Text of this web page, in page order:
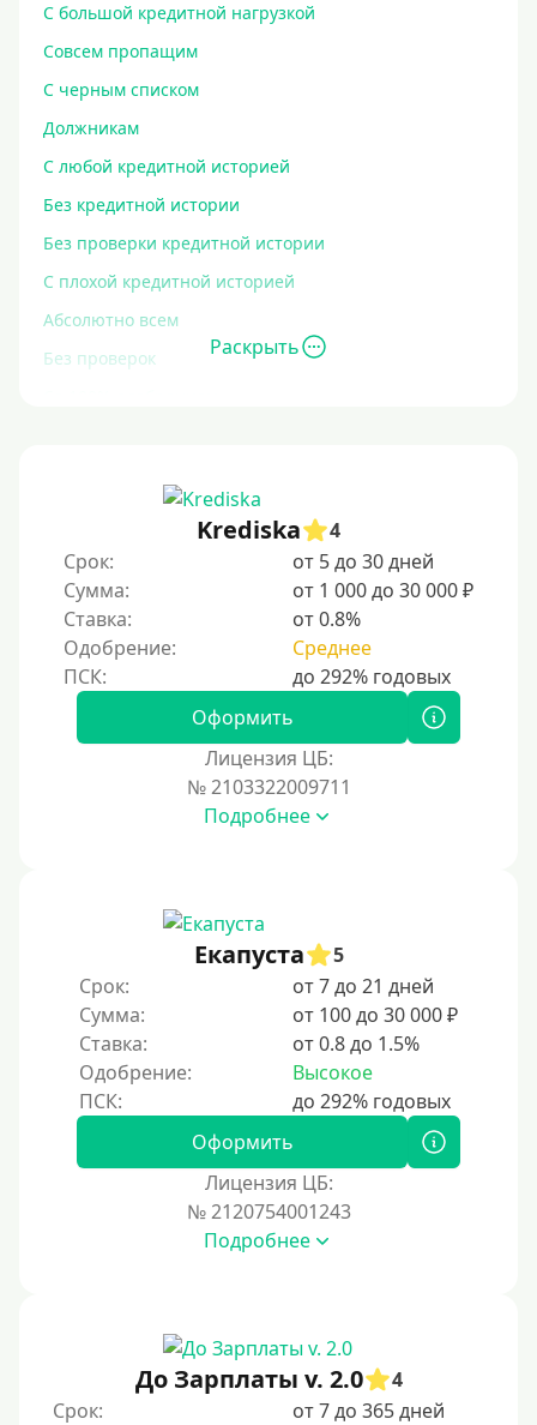
С большой кредитной нагрузкой
Совсем пропащим
С черным списком
Должникам
С любой кредитной историей
Без кредитной истории
Без проверки кредитной истории
С плохой кредитной историей
Абсолютно всем
Без проверок
С просрочками
Залог
Под залог ПТС
Без залога
Под залог недвижимости
Под ПТС по доверенности
Цель
На Новый Год
Для исправления кредитной истории
На погашение других займов
До зарплаты
Без документов
По ИНН
Раскрыть
Krediska
4
Срок:
от 5 до 30 дней
Сумма:
от 1 000 до 30 000 ₽
Ставка:
от 0.8%
Одобрение:
Среднее
Оформить
Лицензия ЦБ:
№ 2103322009711
Подробнее
Екапуста
5
Срок:
от 7 до 21 дней
Сумма:
от 100 до 30 000 ₽
Ставка:
от 0.8 до 1.5%
Одобрение:
Высокое
Оформить
Лицензия ЦБ:
№ 2120754001243
Подробнее
До Зарплаты v. 2.0
4
Срок:
от 7 до 365 дней